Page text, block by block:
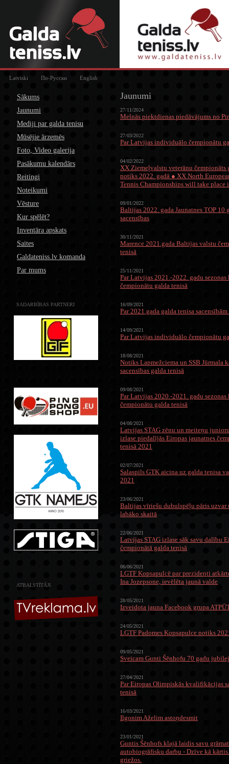
Latviski По-Русски English
Sākums
Jaunumi
Mediji par galda tenisu
Mūsējie ārzemēs
Foto, Video galerija
Pasākumu kalendārs
Reitingi
Noteikumi
Vēsture
Kur spēlēt?
Inventāra apskats
Saites
Galdateniss.lv komanda
Par mums
SADARBĪBAS PARTNERI
ATBALSTĪTĀJI
Jaunumi
27/11/2024
Melnās piektdienas piedāvājums no
27/03/2022
Par Latvijas individuālo čempionātu
04/02/2022
XX Ziemeļvalstu veterānu čempionāts
notiks 2022. gadā ● XX North
Tennis Championships will take place
09/01/2022
Baltijas 2022. gada Jaunatnes TOP 10
sacensības
30/11/2021
Marence 2021.gada Baltijas valstu
tenisā
25/11/2021
Par Latvijas 2021.-2022. gadu sezonas
čempionātu galda tenisā
16/09/2021
Par 2021.gada galda tenisa
14/09/2021
Par Latvijas individuālo čempionātu
18/08/2021
Notiks Lapmežciema un SSB Jūrmala
sacensības galda tenisā
09/08/2021
Par Latvijas 2020.-2021. gadu sezonas
čempionātu galda tenisā
04/08/2021
Latvijas STAG zēnu un meiteņu
izlase piedalījās Eiropas jaunatnes
tenisā 2021
02/07/2021
Salaspils GTK aicina uz galda tenisa
2021
23/06/2021
Baltijas vīriešu dubulspēļu pāris uzvar
labāko skaitā
22/06/2021
Latvijas STAG izlase sāk savu dalību
čempionātā galda tenisā
06/06/2021
LGTF Kopsapulcē par prezidenti
Ina Jozepsone, ievēlēta jaunā valde
28/05/2021
Izveidota jauna Facebook grupa
24/05/2021
LGTF Padomes Kopsapulce notiks
09/05/2021
Sveicam Gunti Šēnhofu 70 gadu
27/04/2021
Par Eiropas Olimpiskās kvalifikācijas
tenisā
16/03/2021
Ilgonim Aželim astoņdesmit
23/01/2021
Guntis Šēnhofs klajā laidis savu
autobiogrāfisku darbu - Dzīve kā
griežos.